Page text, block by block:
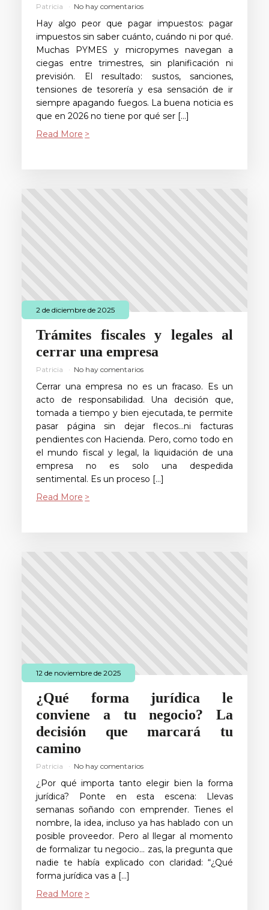
Patricia No hay comentarios
Hay algo peor que pagar impuestos: pagar
impuestos sin saber cuánto, cuándo ni por qué.
Muchas PYMES y micropymes navegan a
ciegas entre trimestres, sin planificación ni
previsión. El resultado: sustos, sanciones,
tensiones de tesorería y esa sensación de ir
siempre apagando fuegos. La buena noticia es
que en 2026 no tiene por qué ser […]
Read More
2 de diciembre de 2025
Trámites fiscales y legales al
cerrar una empresa
Patricia No hay comentarios
Cerrar una empresa no es un fracaso. Es un
acto de responsabilidad. Una decisión que,
tomada a tiempo y bien ejecutada, te permite
pasar página sin dejar flecos…ni facturas
pendientes con Hacienda. Pero, como todo en
el mundo fiscal y legal, la liquidación de una
empresa no es solo una despedida
sentimental. Es un proceso […]
Read More
12 de noviembre de 2025
¿Qué forma jurídica le
conviene a tu negocio? La
decisión que marcará tu
camino
Patricia No hay comentarios
¿Por qué importa tanto elegir bien la forma
jurídica? Ponte en esta escena: Llevas
semanas soñando con emprender. Tienes el
nombre, la idea, incluso ya has hablado con un
posible proveedor. Pero al llegar al momento
de formalizar tu negocio… zas, la pregunta que
nadie te había explicado con claridad: “¿Qué
forma jurídica vas a […]
Read More